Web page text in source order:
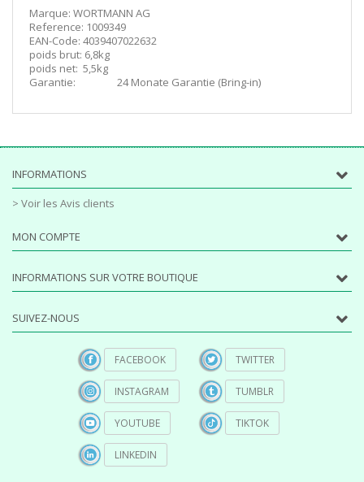
Marque: WORTMANN AG
Reference: 1009349
EAN-Code: 4039407022632
poids brut: 6,8kg
poids net: 5,5kg
Garantie: 24 Monate Garantie (Bring-in)
INFORMATIONS
> Voir les Avis clients
MON COMPTE
INFORMATIONS SUR VOTRE BOUTIQUE
SUIVEZ-NOUS
FACEBOOK
INSTAGRAM
YOUTUBE
LINKEDIN
TWITTER
TUMBLR
TIKTOK